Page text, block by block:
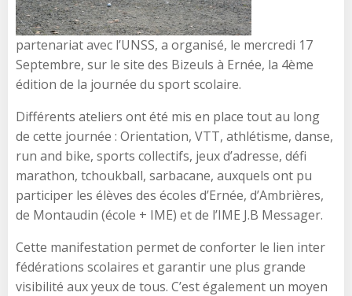
partenariat avec l’UNSS, a organisé, le mercredi 17
Septembre, sur le site des Bizeuls à Ernée, la 4ème
édition de la journée du sport scolaire.
Différents ateliers ont été mis en place tout au long
de cette journée : Orientation, VTT, athlétisme, danse,
run and bike, sports collectifs, jeux d’adresse, défi
marathon, tchoukball, sarbacane, auxquels ont pu
participer les élèves des écoles d’Ernée, d’Ambrières,
de Montaudin (école + IME) et de l’IME J.B Messager.
Cette manifestation permet de conforter le lien inter
fédérations scolaires et garantir une plus grande
visibilité aux yeux de tous. C’est également un moyen